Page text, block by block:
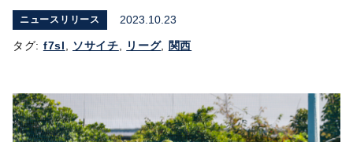
ニュースリリース 2023.10.23
タグ: f7sl ソサイチ リーグ, 関西